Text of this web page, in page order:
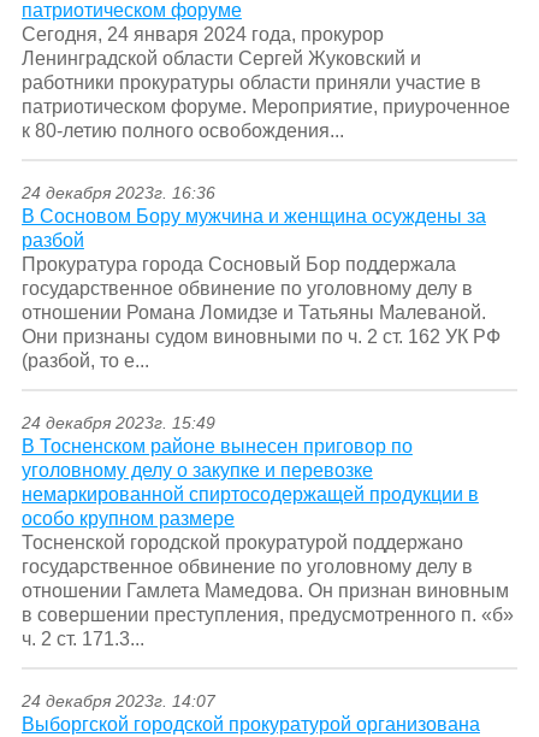
патриотическом форуме
Сегодня, 24 января 2024 года, прокурор
Ленинградской области Сергей Жуковский и
работники прокуратуры области приняли участие в
патриотическом форуме. Мероприятие, приуроченное
к 80-летию полного освобождения...
24 декабря 2023г. 16:36
В Сосновом Бору мужчина и женщина осуждены за
разбой
Прокуратура города Сосновый Бор поддержала
государственное обвинение по уголовному делу в
отношении Романа Ломидзе и Татьяны Малеваной.
Они признаны судом виновными по ч. 2 ст. 162 УК РФ
(разбой, то е...
24 декабря 2023г. 15:49
В Тосненском районе вынесен приговор по
уголовному делу о закупке и перевозке
немаркированной спиртосодержащей продукции в
особо крупном размере
Тосненской городской прокуратурой поддержано
государственное обвинение по уголовному делу в
отношении Гамлета Мамедова. Он признан виновным
в совершении преступления, предусмотренного п. «б»
ч. 2 ст. 171.3...
24 декабря 2023г. 14:07
Выборгской городской прокуратурой организована